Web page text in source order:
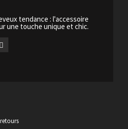
tendance : l'accessoire
une touche unique et chic.